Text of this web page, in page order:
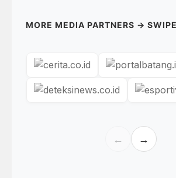
MORE MEDIA PARTNERS →
← →